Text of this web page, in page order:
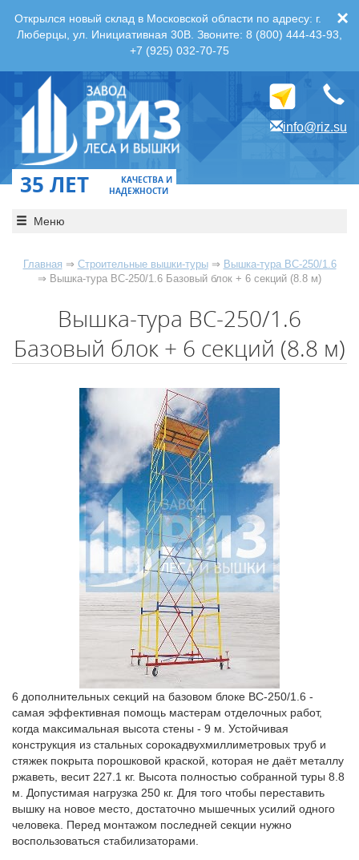
×
Открылся новый склад в Московской области по адресу: г.
Люберцы, ул. Инициативная 30В. Звоните: 8 (800) 444-43-93,
+7 (925) 032-70-75
info@riz.su
35 ЛЕТ
КАЧЕСТВА И
НАДЕЖНОСТИ
Меню
Главная ⇒ Строительные вышки-туры⇒ Вышка-тура ВС-250/1.6
⇒ Вышка-тура ВС-250/1.6 Базовый блок + 6 секций (8.8 м)
Вышка-тура ВС-250/1.6
Базовый блок + 6 секций (8.8 м)
6 дополнительных секций на базовом блоке ВС-250/1.6 -
самая эффективная помощь мастерам отделочных работ,
когда максимальная высота стены - 9 м. Устойчивая
конструкция из стальных сорокадвухмиллиметровых труб и
стяжек покрыта порошковой краской, которая не даёт металлу
ржаветь, весит 227.1 кг. Высота полностью собранной туры 8.8
м. Допустимая нагрузка 250 кг. Для того чтобы переставить
вышку на новое место, достаточно мышечных усилий одного
человека. Перед монтажом последней секции нужно
воспользоваться стабилизаторами.